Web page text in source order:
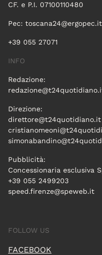
CF. e P.I. 07100110480
Pec: toscana24@ergopec.it
+39 055 27071
INFO
Redazione:
Direzione:
direttore@t24quotidiano.it
Pubblicità:
Concessionaria esclusiva
+39 055 2499203
speed.firenze@speweb.it
FOLLOW US
FACEBOOK